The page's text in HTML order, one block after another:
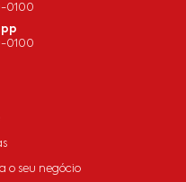
0100
0100
o seu negócio